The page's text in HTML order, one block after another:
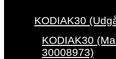
KODIAK30
KODIAK30
30008973)